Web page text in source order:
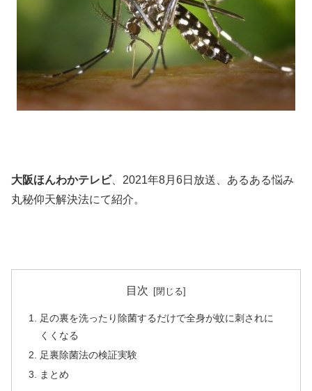
大阪ほんわかテレビ、2021年8月6日放送、あるある悩み
丸秘仰天解決法にて紹介。
目次
足の裏を洗ったり除菌するだけで全身が蚊に刺されに
くくなる
足裏除菌法の検証実験
まとめ